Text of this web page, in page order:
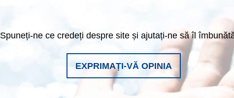
Spuneți-ne ce credeți despre site și ajutați-ne să îl
EXPRIMAȚI-VĂ OPINIA